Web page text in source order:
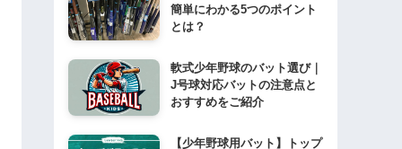
簡単にわかる5つのポイント
とは？
軟式少年野球のバット選び｜
J号球対応バットの注意点と
おすすめをご紹介
【少年野球用バット】トップ